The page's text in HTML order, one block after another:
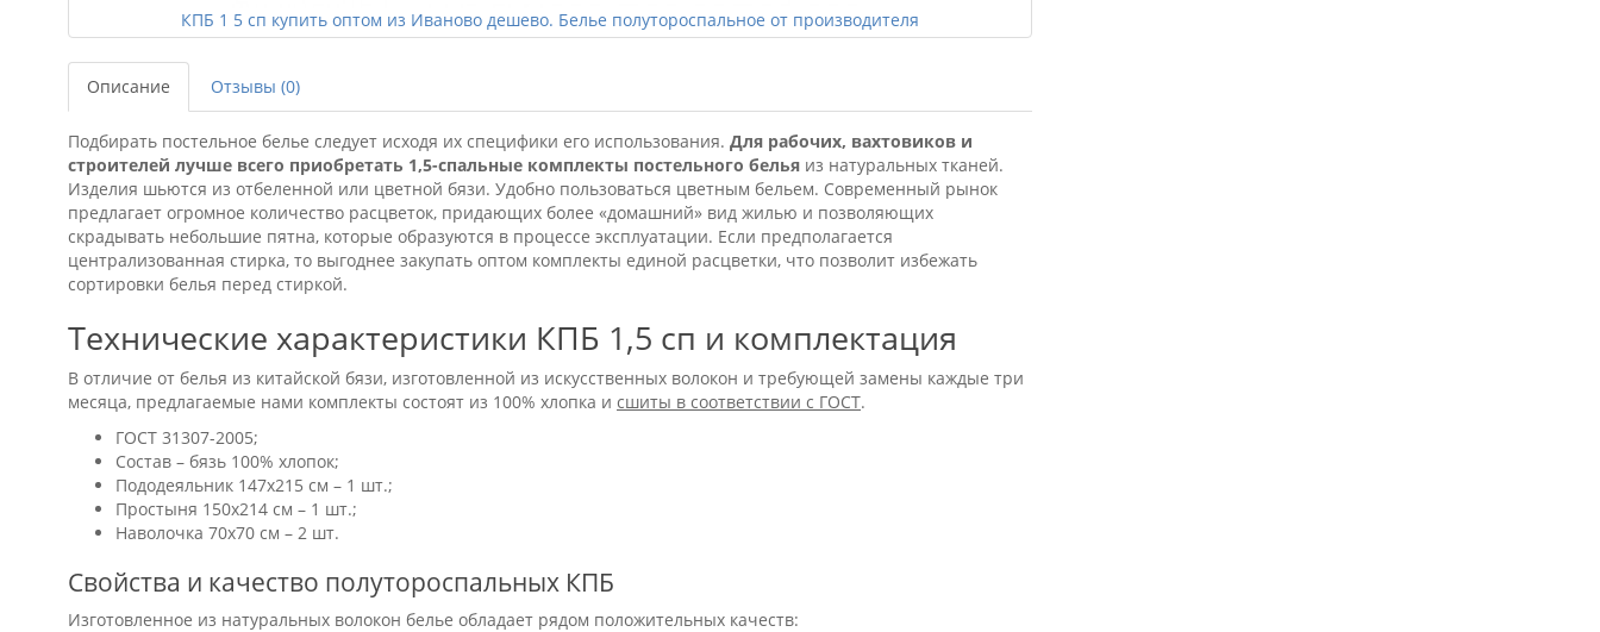
КПБ 1 5 сп купить оптом из Иваново дешево. Белье полутороспальное от производителя
Описание Отзывы (0)
Подбирать постельное белье следует исходя их специфики его использования. Для рабочих, вахтовиков и
строителей лучше всего приобретать 1,5-спальные комплекты постельного белья из натуральных тканей.
Изделия шьются из отбеленной или цветной бязи. Удобно пользоваться цветным бельем. Современный рынок
предлагает огромное количество расцветок, придающих более «домашний» вид жилью и позволяющих
скрадывать небольшие пятна, которые образуются в процессе эксплуатации. Если предполагается
централизованная стирка, то выгоднее закупать оптом комплекты единой расцветки, что позволит избежать
сортировки белья перед стиркой.
Технические характеристики КПБ 1,5 сп и комплектация
В отличие от белья из китайской бязи, изготовленной из искусственных волокон и требующей замены каждые три
месяца, предлагаемые нами комплекты состоят из 100% хлопка и сшиты в соответствии с ГОСТ.
ГОСТ 31307-2005;
Состав – бязь 100% хлопок;
Пододеяльник 147х215 см – 1 шт.;
Простыня 150х214 см – 1 шт.;
Наволочка 70х70 см – 2 шт.
Свойства и качество полутороспальных КПБ
Изготовленное из натуральных волокон белье обладает рядом положительных качеств: